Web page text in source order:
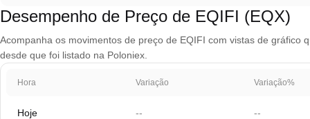
Desempenho de Preço de EQIFI (EQX)
Acompanha os movimentos de preço de EQIFI com vistas de
desde que foi listado na Poloniex.
Hora Variação Variação%
Hoje -- --